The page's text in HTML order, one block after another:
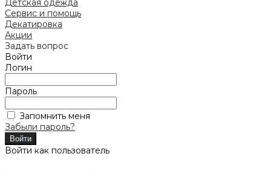
Сервис и помощь
Декатировка
Акции
Задать вопрос
Войти
Логин
Пароль
Запомнить меня
Забыли пароль?
Войти как пользователь